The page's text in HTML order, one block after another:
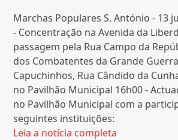
Marchas Populares S. António - 13
- Concentração na Avenida da
passagem pela Rua Campo da
dos Combatentes da Grande
Capuchinhos, Rua Cândido da
no Pavilhão Municipal 16h00 -
no Pavilhão Municipal com a
seguintes instituições:
Leia a notícia completa